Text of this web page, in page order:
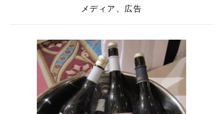
メディア、広告